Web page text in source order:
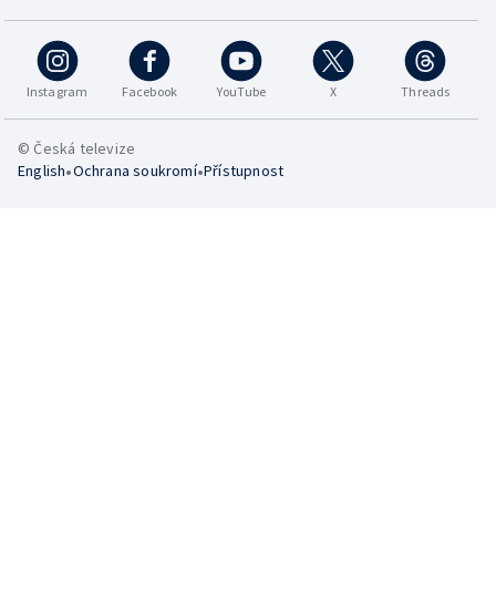
Instagram Facebook YouTube X Threads
© Česká televize
English•Ochrana soukromí•Přístupnost